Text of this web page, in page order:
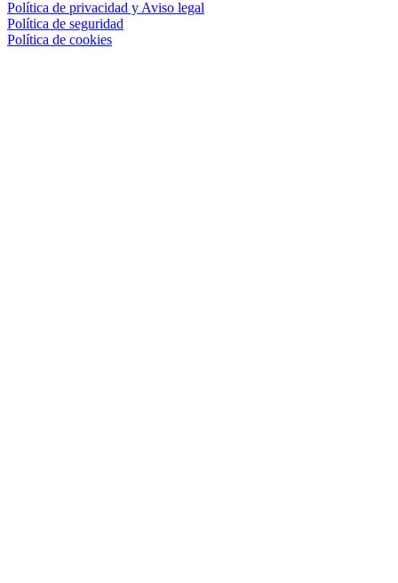
Política de privacidad y Aviso legal
Política de seguridad
Política de cookies